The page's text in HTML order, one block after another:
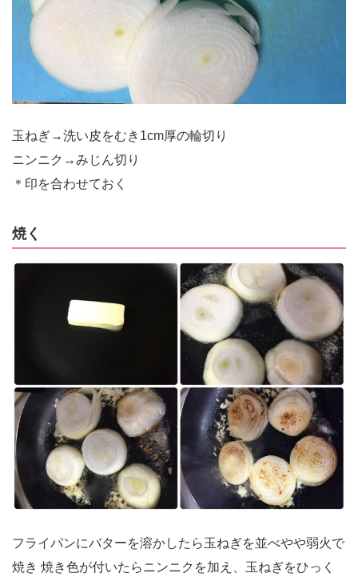
玉ねぎ→洗い皮をむき1cm厚の輪切り
ニンニク→みじん切り
＊印を合わせておく
焼く
フライパンにバターを溶かしたら玉ねぎを並べやや弱火で
焼き 焼き色が付いたらニンニクを加え、玉ねぎをひっく